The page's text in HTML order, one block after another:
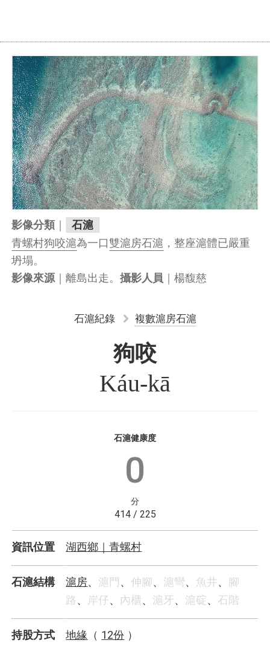
影像分類｜ 石滬
青螺村狗咬滬為一口雙滬房石滬 ，整座滬體已嚴重
坍塌。
影像來源 ｜離島出走。攝影人員 ｜楊馥慈
石滬紀錄 複數滬房石滬
狗咬
Káu-kā
石滬健康度
0
分
414 / 225
資訊位置 湖西鄉｜青螺村
石滬結構 滬房、 滬門 、伸腳、 滬彎、 魚井、
腳
路、 岸仔、 內櫃、 滬牙、 滬碇、 石階
持股方式 地緣 （ 12份 ）